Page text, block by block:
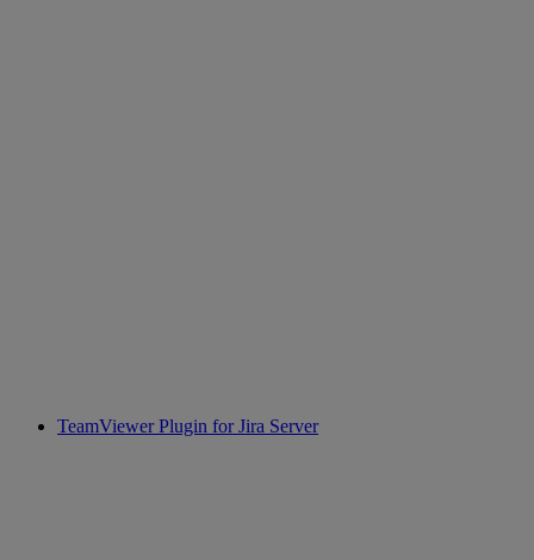
TeamViewer Plugin for Jira Server